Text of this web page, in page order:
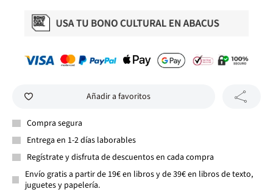
Añadir a favoritos
Compra segura
Entrega en 1-2 días laborables
Regístrate y disfruta de descuentos en cada compra
Envío gratis a partir de 19€ en libros y de 39€ en libros de texto,
juguetes y papelería.